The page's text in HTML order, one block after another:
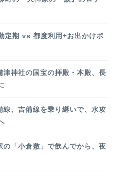
定期 vs 都度利用+お出かけポ
神社の国宝の拝殿・本殿、長
、吉備線を乗り継いで、水攻
「小倉敷」で飲んでから、夜